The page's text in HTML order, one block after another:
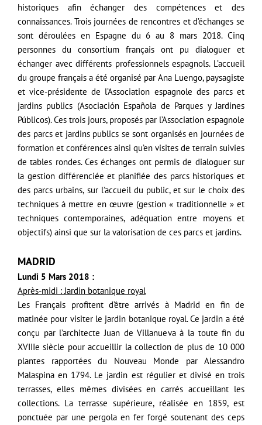
historiques afin échanger des compétences et des
connaissances. Trois journées de rencontres et d’échanges se
sont déroulées en Espagne du 6 au 8 mars 2018. Cinq
personnes du consortium français ont pu dialoguer et
échanger avec différents professionnels espagnols. L’accueil
du groupe français a été organisé par Ana Luengo, paysagiste
et vice-présidente de l’Association espagnole des parcs et
jardins publics (Asociación Española de Parques y Jardines
Públicos). Ces trois jours, proposés par l’Association espagnole
des parcs et jardins publics se sont organisés en journées de
formation et conférences ainsi qu’en visites de terrain suivies
de tables rondes. Ces échanges ont permis de dialoguer sur
la gestion différenciée et planifiée des parcs historiques et
des parcs urbains, sur l’accueil du public, et sur le choix des
techniques à mettre en œuvre (gestion « traditionnelle » et
techniques contemporaines, adéquation entre moyens et
objectifs) ainsi que sur la valorisation de ces parcs et jardins.
MADRID
Lundi 5 Mars 2018 :
Après-midi : Jardin botanique royal
Les Français profitent d’être arrivés à Madrid en fin de
matinée pour visiter le jardin botanique royal. Ce jardin a été
conçu par l’architecte Juan de Villanueva à la toute fin du
XVIIIe siècle pour accueillir la collection de plus de 10 000
plantes rapportées du Nouveau Monde par Alessandro
Malaspina en 1794. Le jardin est régulier et divisé en trois
terrasses, elles mêmes divisées en carrés accueillant les
collections. La terrasse supérieure, réalisée en 1859, est
ponctuée par une pergola en fer forgé soutenant des ceps